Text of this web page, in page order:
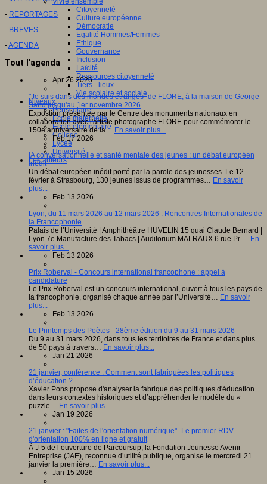
Citoyenneté
Culture européenne
Démocratie
Egalité Hommes/Femmes
Ethique
Gouvernance
Inclusion
Laïcité
Ressources citoyenneté
Tiers - lieux
Vie scolaire et sociale
Niveaux
Périscolaire
Ecole maternelle
Ecole élémentaire
Collège
Lycée
Université
Les auteurs
- REPORTAGES
- BREVES
-AGENDA
Tout l'agenda
Apr 26 2026
"Je suis dans des mondes étranges" de FLORE, à la maison de George
Sand jusqu'au 1er novembre 2026
Expostion présentée par le Centre des monuments nationaux en
collaboration avec l'artiste photographe FLORE pour commémorer le
150e anniversaire de la… En savoir plus...
Feb 17 2026
IA conversationnelle et santé mentale des jeunes : un débat européen
inédit
Un débat européen inédit porté par la parole des jeunesses. Le 12
février à Strasbourg, 130 jeunes issus de programmes… En savoir
plus...
Feb 13 2026
Lyon, du 11 mars 2026 au 12 mars 2026 : Rencontres Internationales de
la Francophonie
Palais de l’Université | Amphithéâtre HUVELIN 15 quai Claude Bernard |
Lyon 7e Manufacture des Tabacs | Auditorium MALRAUX 6 rue Pr.… En
savoir plus...
Feb 13 2026
Prix Roberval - Concours international francophone : appel à
candidature
Le Prix Roberval est un concours international, ouvert à tous les pays de
la francophonie, organisé chaque année par l’Université… En savoir
plus...
Feb 13 2026
Le Printemps des Poètes - 28ème édition du 9 au 31 mars 2026
Du 9 au 31 mars 2026, dans tous les territoires de France et dans plus
de 50 pays à travers… En savoir plus...
Jan 21 2026
21 janvier, conférence : Comment sont fabriquées les politiques
d’éducation ?
Xavier Pons propose d'analyser la fabrique des politiques d'éducation
dans leurs contextes historiques et d’appréhender le modèle du «
puzzle… En savoir plus...
Jan 19 2026
21 janvier : "Faites de l'orientation numérique"- Le premier RDV
d'orientation 100% en ligne et gratuit
À J-5 de l’ouverture de Parcoursup, la Fondation Jeunesse Avenir
Entreprise (JAE), reconnue d’utilité publique, organise le mercredi 21
janvier la première… En savoir plus...
Jan 15 2026